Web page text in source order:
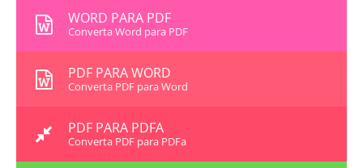
WORD PARA PDF
Converta Word para PDF
PDF PARA WORD
Converta PDF para Word
PDF PARA PDFA
Converta PDF para PDFa